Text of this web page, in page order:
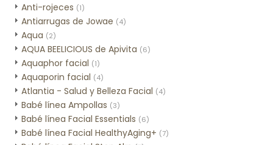
Anti-rojeces (1)
Antiarrugas de Jowae (4)
Aqua (2)
AQUA BEELICIOUS de Apivita (6)
Aquaphor facial (1)
Aquaporin facial (4)
Atlantia - Salud y Belleza Facial (4)
Babé línea Ampollas (3)
Babé línea Facial Essentials (6)
Babé línea Facial HealthyAging+ (7)